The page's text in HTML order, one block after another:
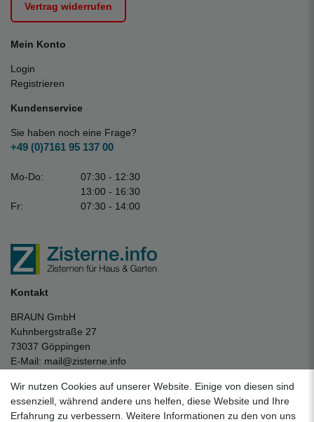
Vertrag widerrufen
Mein Konto
Login
Registrieren
Kundenservice
Sie haben noch eine Frage?
+49 (0)7161 95 137 00
Mo-Do:
07:30 - 12:30
13:00 - 16:30
Fr:
07:30 - 14:00
Kontakt
BRAUN GmbH
Kuhnbergstraße 27
73037 Göppingen
E-Mail: mail@zisterne.info
Unternehmen
Wir nutzen Cookies auf unserer Website. Einige von diesen sind
essenziell, während andere uns helfen, diese Website und Ihre
Erfahrung zu verbessern. Weitere Informationen zu den von uns